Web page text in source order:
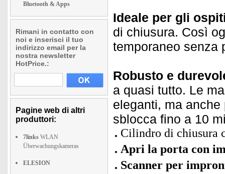
Bluetooth & Apps
Rimani in contatto con
noi e inserisci il tuo
indirizzo email per la
nostra newsletter
HotPrice.:
Pagine web di altri
produttori:
7links WLAN
Überwachungskameras
ELESION
Ideale per gli
di chiusura. Così
temporaneo senza
Robusto e
a quasi tutto. Le
eleganti, ma
sblocca fino a 10
Cilindro di chiusura
Apri la porta con
Scanner per